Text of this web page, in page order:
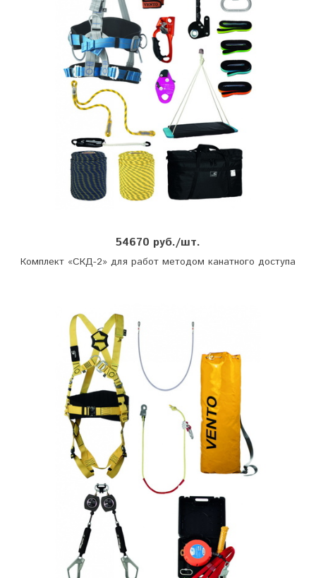
54670 руб./шт.
Комплект «СКД-2» для работ методом канатного доступа